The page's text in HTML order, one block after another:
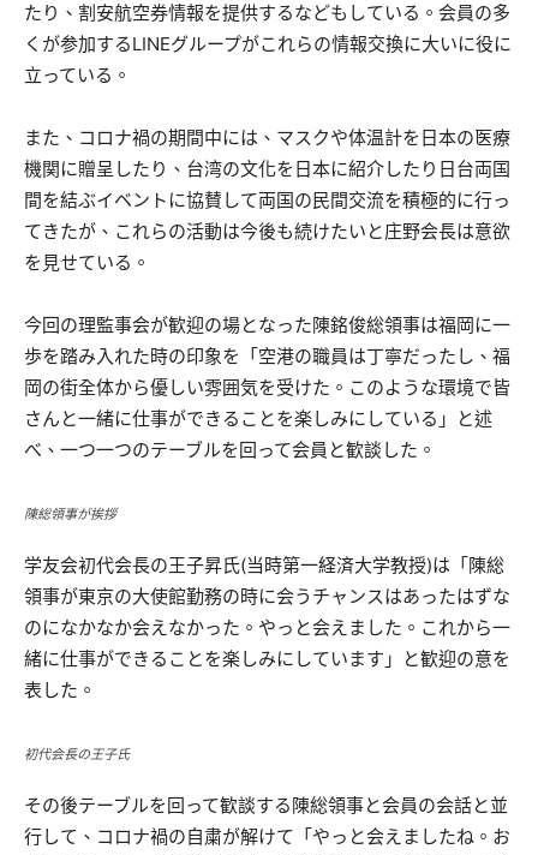
たり、割安航空券情報を提供するなどもしている。会員の多
くが参加するLINEグループがこれらの情報交換に大いに役に
立っている。
また、コロナ禍の期間中には、マスクや体温計を日本の医療
機関に贈呈したり、台湾の文化を日本に紹介したり日台両国
間を結ぶイベントに協賛して両国の民間交流を積極的に行っ
てきたが、これらの活動は今後も続けたいと庄野会長は意欲
を見せている。
今回の理監事会が歓迎の場となった陳銘俊総領事は福岡に一
歩を踏み入れた時の印象を「空港の職員は丁寧だったし、福
岡の街全体から優しい雰囲気を受けた。このような環境で皆
さんと一緒に仕事ができることを楽しみにしている」と述
べ、一つ一つのテーブルを回って会員と歓談した。
陳総領事が挨拶
学友会初代会長の王子昇氏(当時第一経済大学教授)は「陳総
領事が東京の大使館勤務の時に会うチャンスはあったはずな
のになかなか会えなかった。やっと会えました。これから一
緒に仕事ができることを楽しみにしています」と歓迎の意を
表した。
初代会長の王子氏
その後テーブルを回って歓談する陳総領事と会員の会話と並
行して、コロナ禍の自粛が解けて「やっと会えましたね。お